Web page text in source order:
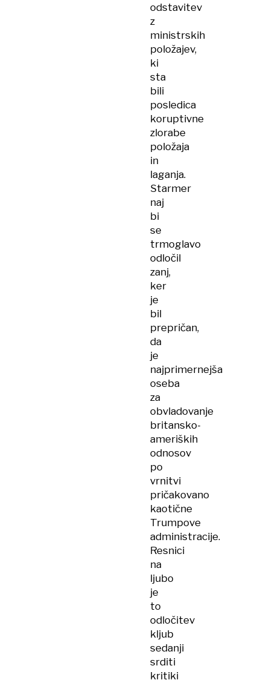
odstavitev
z
ministrskih
položajev,
ki
sta
bili
posledica
koruptivne
zlorabe
položaja
in
laganja.
Starmer
naj
bi
se
trmoglavo
odločil
zanj,
ker
je
bil
prepričan,
da
je
najprimernejša
oseba
za
obvladovanje
britansko-
ameriških
odnosov
po
vrnitvi
pričakovano
kaotične
Trumpove
administracije.
Resnici
na
ljubo
je
to
odločitev
kljub
sedanji
srditi
kritiki